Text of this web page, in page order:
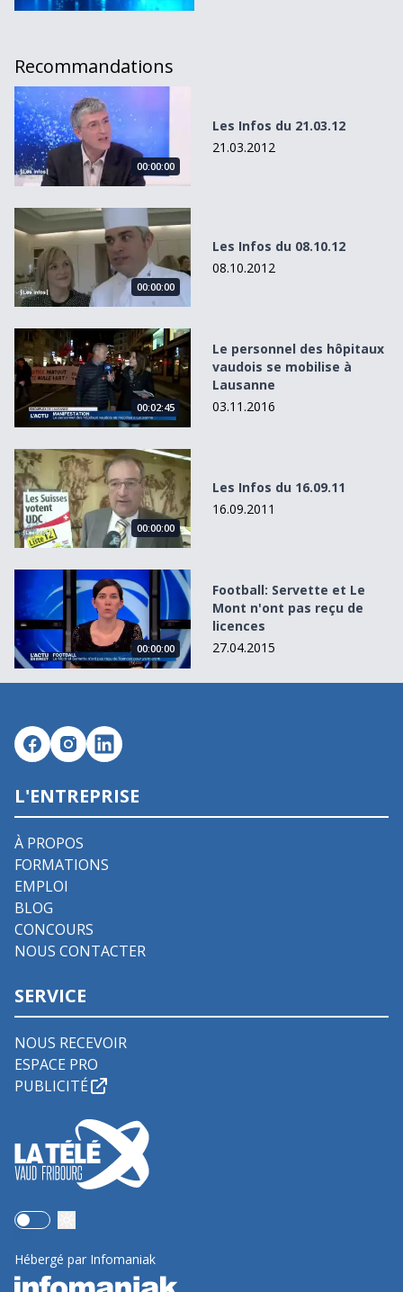
Recommandations
Les Infos du 21.03.12
00:00:00
Les Infos du 21.03.12
21.03.2012
Les Infos du 08.10.12
00:00:00
Les Infos du 08.10.12
08.10.2012
Le personnel des hôpitaux vaudois se mobilise à
00:02:45
Le personnel des hôpitaux
vaudois se mobilise à
Lausanne
03.11.2016
Les Infos du 16.09.11
00:00:00
Les Infos du 16.09.11
16.09.2011
Football: Servette et Le Mont n&#039;ont pas reçu de
00:00:00
Football: Servette et Le
Mont n'ont pas reçu de
licences
27.04.2015
L'ENTREPRISE
À PROPOS
FORMATIONS
EMPLOI
BLOG
CONCOURS
NOUS CONTACTER
SERVICE
NOUS RECEVOIR
ESPACE PRO
PUBLICITÉ
Use setting
Hébergé par Infomaniak